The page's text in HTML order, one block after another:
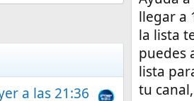
a las 21:36
llegar a
la lista
puedes
lista
tu